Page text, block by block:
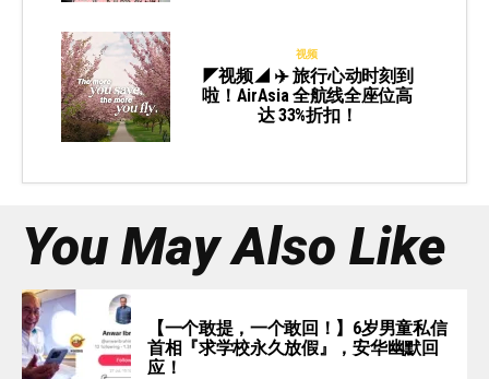
视频
◤视频◢ ✈️ 旅行心动时刻到
啦！AirAsia 全航线全座位高
达 33%折扣！
You May Also Like
【一个敢提，一个敢回！】6岁男童私信
首相『求学校永久放假』，安华幽默回
应！